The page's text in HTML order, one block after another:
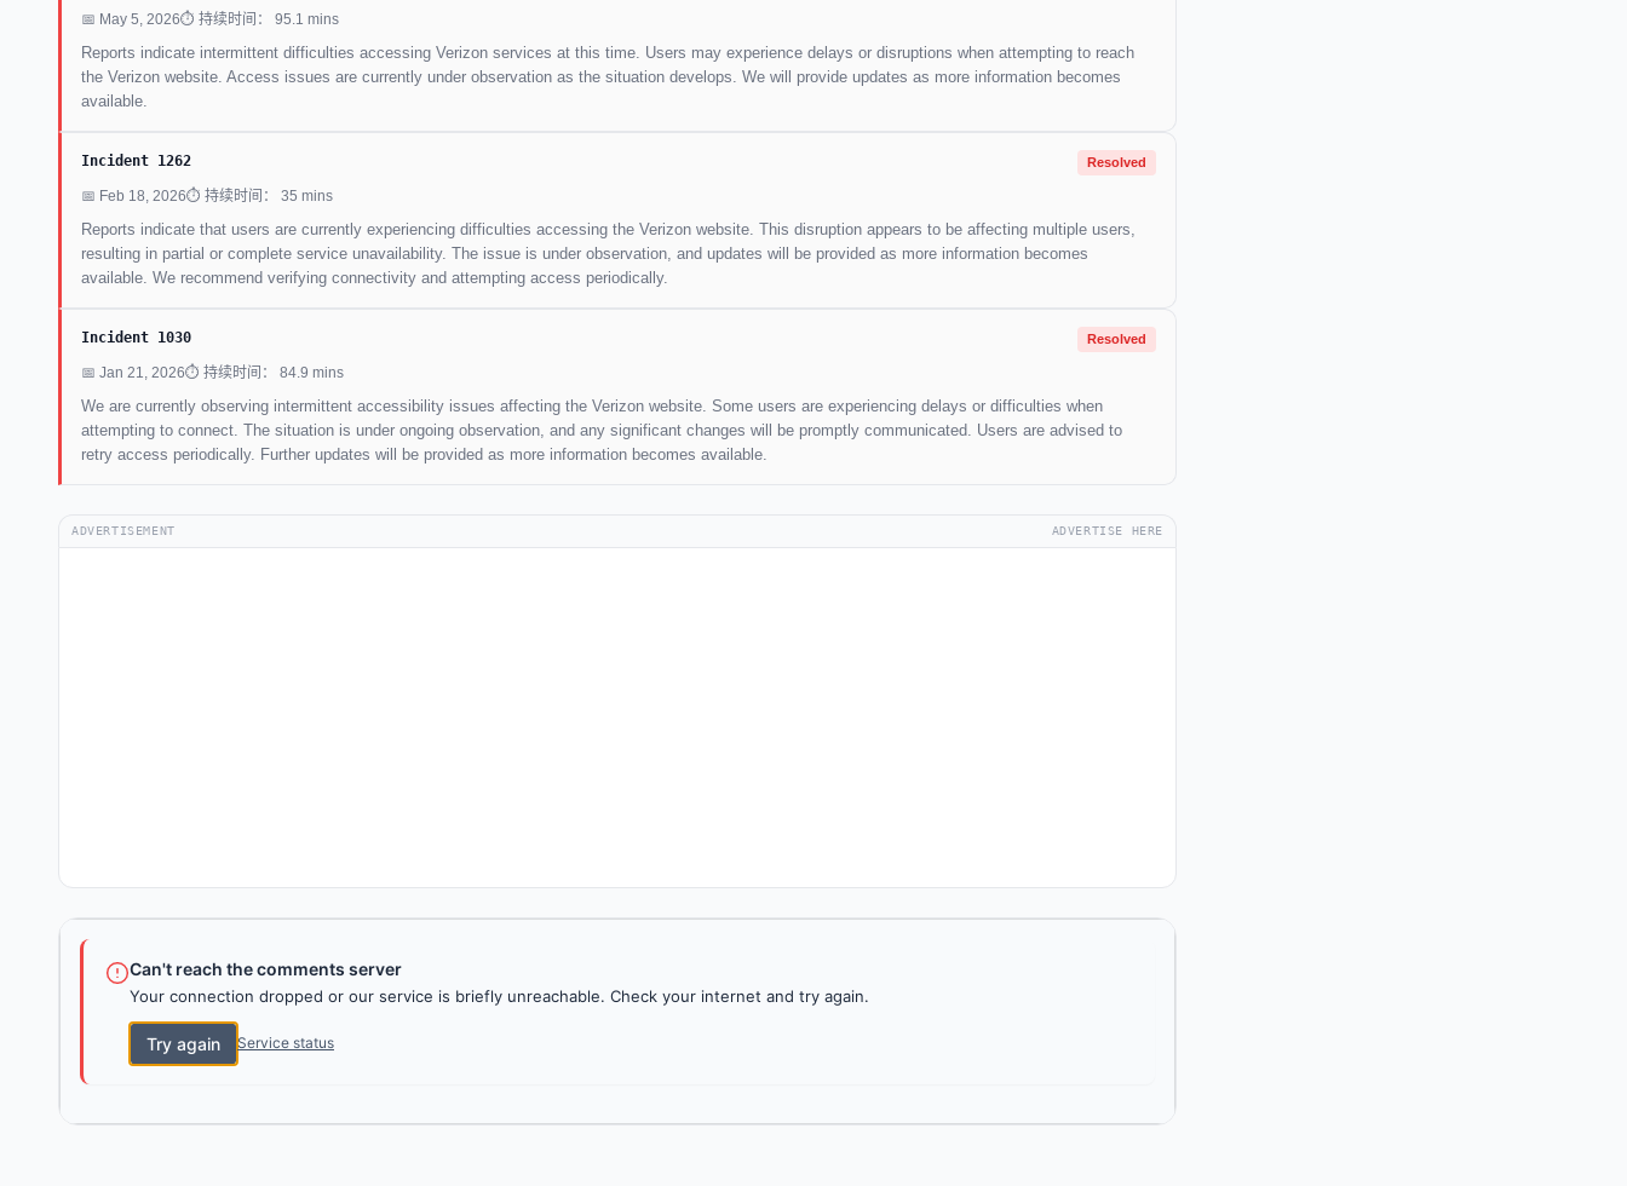
📅 May 5, 2026⏱ 持续时间： 95.1 mins
Reports indicate intermittent difficulties accessing Verizon services at this time. Users may experience delays or disruptions when attempting to reach
the Verizon website. Access issues are currently under observation as the situation develops. We will provide updates as more information becomes
available.
Incident 1262 Resolved
📅 Feb 18, 2026⏱ 持续时间： 35 mins
Reports indicate that users are currently experiencing difficulties accessing the Verizon website. This disruption appears to be affecting multiple users,
resulting in partial or complete service unavailability. The issue is under observation, and updates will be provided as more information becomes
available. We recommend verifying connectivity and attempting access periodically.
Incident 1030 Resolved
📅 Jan 21, 2026⏱ 持续时间： 84.9 mins
We are currently observing intermittent accessibility issues affecting the Verizon website. Some users are experiencing delays or difficulties when
attempting to connect. The situation is under ongoing observation, and any significant changes will be promptly communicated. Users are advised to
retry access periodically. Further updates will be provided as more information becomes available.
ADVERTISEMENT ADVERTISE HERE
Can't reach the comments server
Your connection dropped or our service is briefly unreachable. Check your internet and try again.
Try again Service status